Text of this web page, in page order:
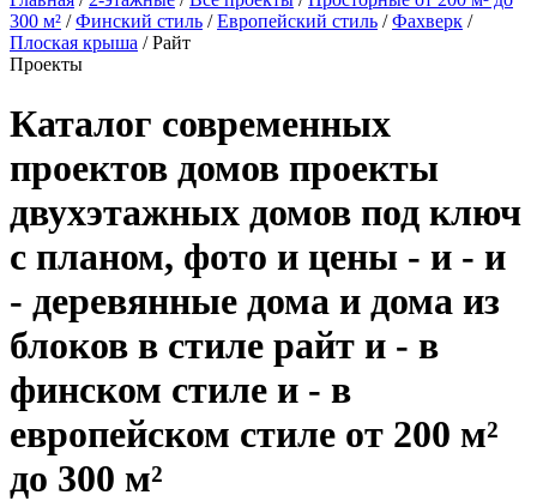
300 м² /Финский стиль /Европейский стиль /Фахверк /
Плоская крыша /Райт
Проекты
Каталог современных
проектов домов проекты
двухэтажных домов под ключ
с планом, фото и цены - и - и
- деревянные дома и дома из
блоков в стиле райт и - в
финском стиле и - в
европейском стиле от 200 м²
до 300 м²